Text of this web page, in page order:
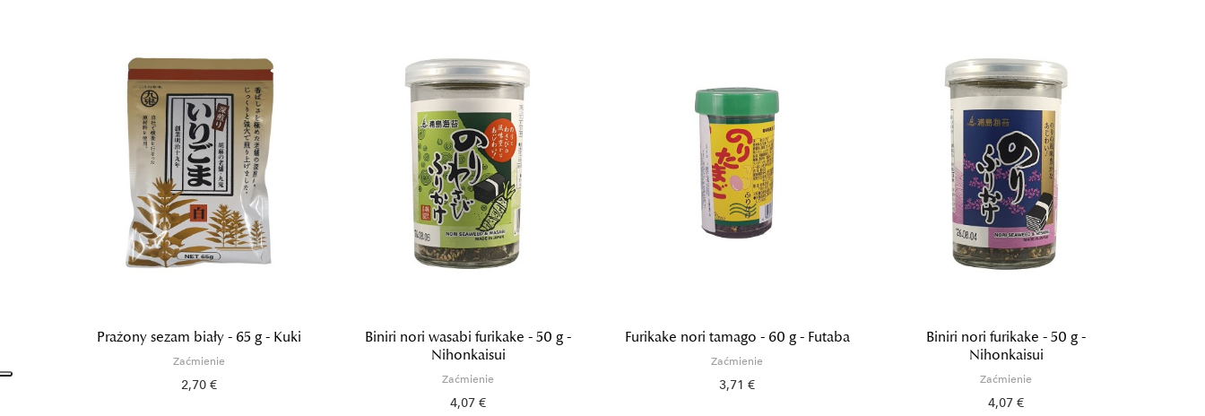
Prażony sezam biały - 65 g - Kuki
Zaćmienie
2,70 €
Biniri nori wasabi furikake - 50 g -
Nihonkaisui
Zaćmienie
4,07 €
Furikake nori tamago - 60 g - Futaba
Zaćmienie
3,71 €
Biniri nori furikake - 50 g -
Nihonkaisui
Zaćmienie
4,07 €